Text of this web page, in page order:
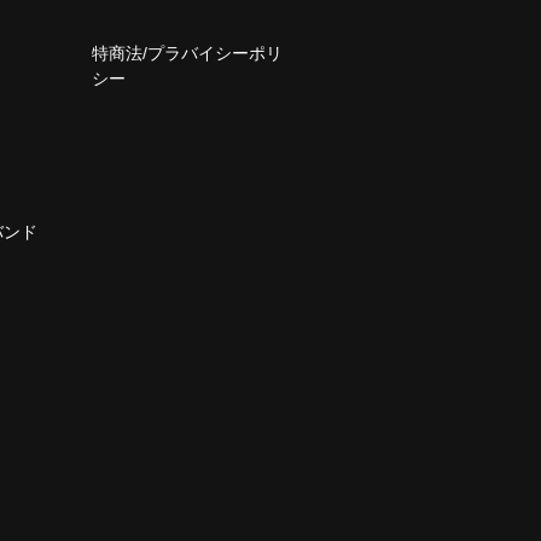
特商法/プラバイシーポリ
シー
ド